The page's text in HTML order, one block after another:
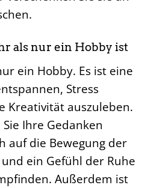
als nur ein Hobby ist
ein Hobby. Es ist eine
Stress
Kreativität auszuleben.
Ihre Gedanken
auf die Bewegung der
ein Gefühl der Ruhe
Außerdem ist